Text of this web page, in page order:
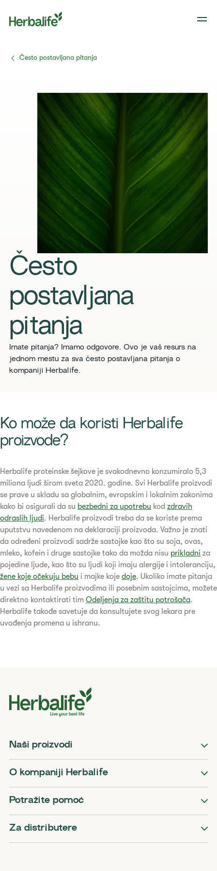
Često postavljana pitanja
Često
postavljana
pitanja
Imate pitanja? Imamo odgovore. Ovo je vaš resurs na
jednom mestu za sva često postavljana pitanja o
kompaniji Herbalife.
​​Ko može da koristi Herbalife
proizvode?​
​​Herbalife proteinske šejkove je svakodnevno konzumiralo 5,3
miliona ljudi širom sveta 2020. godine. Svi Herbalife proizvodi
se prave u skladu sa globalnim, evropskim i lokalnim zakonima
kako bi osigurali da su bezbedni za upotrebu kod zdravih
odraslih ljudi. Herbalife proizvodi treba da se koriste prema
uputstvu navedenom na deklaraciji proizvoda. Važno je znati
da određeni proizvodi sadrže sastojke kao što su soja, ovas,
mleko, kofein i druge sastojke tako da možda nisu prikladni za
pojedine ljude, kao što su ljudi koji imaju alergije i intoleranciju,
žene koje očekuju bebu i majke koje doje. Ukoliko imate pitanja
u vezi sa Herbalife proizvodima ili posebnim sastojcima, možete
direktno kontaktirati tim Odeljenja za zaštitu potrošača.
Herbalife takođe savetuje da konsultujete svog lekara pre
uvođenja promena u ishranu. ​
Naši proizvodi
O kompaniji Herbalife
Potražite pomoć
Za distributere